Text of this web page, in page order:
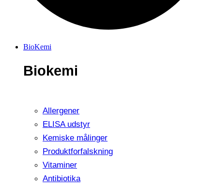
BioKemi
Biokemi
Allergener
ELISA udstyr
Kemiske målinger
Produktforfalskning
Vitaminer
Antibiotika